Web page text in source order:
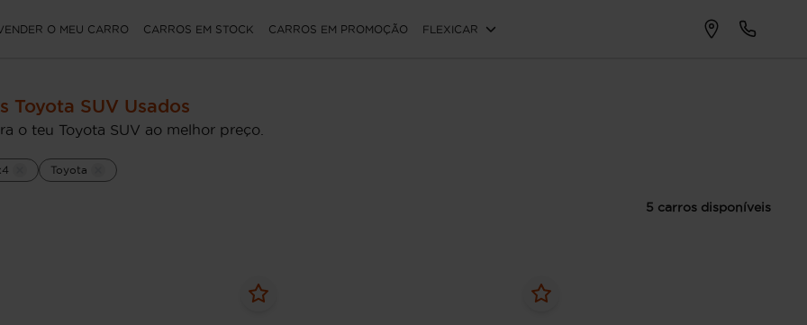
O MEU CARRO CARROS EM STOCK CARROS EM PROMOÇÃO FLEXICAR
Toyota SUV Usados
o teu Toyota SUV ao melhor preço.
Toyota
5 carros disponíveis